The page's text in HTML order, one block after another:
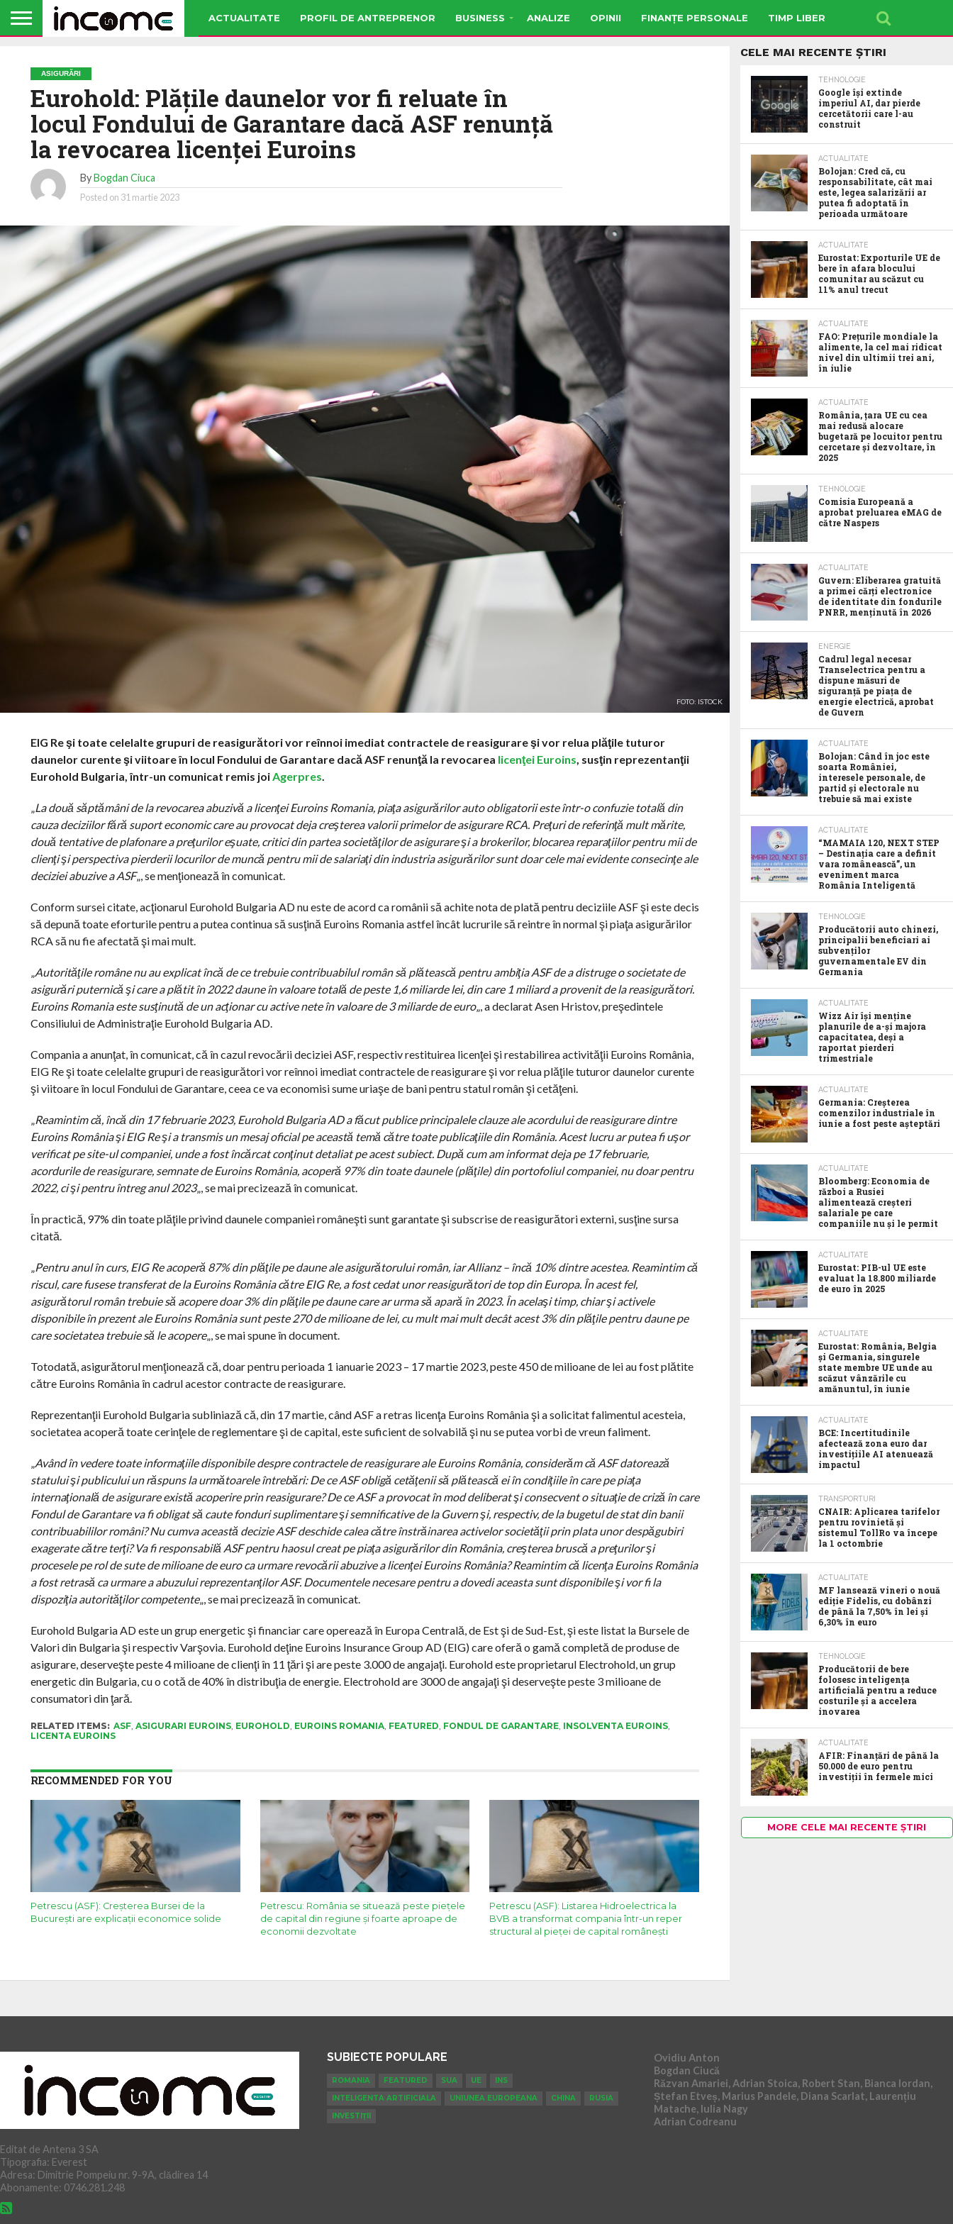
ACTUALITATE PROFIL DE ANTREPRENOR BUSINESS ANALIZE OPINII FINANȚE PERSONALE TIMP LIBER
ASIGURĂRI
Eurohold: Plăţile daunelor vor fi reluate în
locul Fondului de Garantare dacă ASF renunţă
la revocarea licenţei Euroins
ByBogdan Ciuca
Posted on 31 martie 2023
FOTO: ISTOCK
EIG Re şi toate celelalte grupuri de reasigurători vor reînnoi imediat contractele de reasigurare şi vor relua plăţile tuturor
daunelor curente şi viitoare în locul Fondului de Garantare dacă ASF renunţă la revocarea licenţei Euroins, susţin reprezentanţii
Eurohold Bulgaria, într-un comunicat remis joiAgerpres.
„La două săptămâni de la revocarea abuzivă a licenţei Euroins Romania, piaţa asigurărilor auto obligatorii este într-o confuzie totală din
cauza deciziilor fără suport economic care au provocat deja creşterea valorii primelor de asigurare RCA. Preţuri de referinţă mult mărite,
două tentative de plafonare a preţurilor eşuate, critici din partea societăţilor de asigurare şi a brokerilor, blocarea reparaţiilor pentru mii de
clienţi şi perspectiva pierderii locurilor de muncă pentru mii de salariaţi din industria asigurărilor sunt doar cele mai evidente consecinţe ale
deciziei abuzive a ASF„, se menţionează în comunicat.
Conform sursei citate, acţionarul Eurohold Bulgaria AD nu este de acord ca românii să achite nota de plată pentru deciziile ASF şi este decis
să depună toate eforturile pentru a putea continua să susţină Euroins Romania astfel încât lucrurile să reintre în normal şi piaţa asigurărilor
RCA să nu fie afectată şi mai mult.
„Autorităţile române nu au explicat încă de ce trebuie contribuabilul român să plătească pentru ambiţia ASF de a distruge o societate de
asigurări puternică şi care a plătit în 2022 daune în valoare totală de peste 1,6 miliarde lei, din care 1 miliard a provenit de la reasigurători.
Euroins Romania este susţinută de un acţionar cu active nete în valoare de 3 miliarde de euro„, a declarat Asen Hristov, preşedintele
Consiliului de Administraţie Eurohold Bulgaria AD.
Compania a anunţat, în comunicat, că în cazul revocării deciziei ASF, respectiv restituirea licenţei şi restabilirea activităţii Euroins România,
EIG Re şi toate celelalte grupuri de reasigurători vor reînnoi imediat contractele de reasigurare şi vor relua plăţile tuturor daunelor curente
şi viitoare în locul Fondului de Garantare, ceea ce va economisi sume uriaşe de bani pentru statul român şi cetăţeni.
„Reamintim că, încă din 17 februarie 2023, Eurohold Bulgaria AD a făcut publice principalele clauze ale acordului de reasigurare dintre
Euroins România şi EIG Re şi a transmis un mesaj oficial pe această temă către toate publicaţiile din România. Acest lucru ar putea fi uşor
verificat pe site-ul companiei, unde a fost încărcat conţinut detaliat pe acest subiect. După cum am informat deja pe 17 februarie,
acordurile de reasigurare, semnate de Euroins România, acoperă 97% din toate daunele (plăţile) din portofoliul companiei, nu doar pentru
2022, ci şi pentru întreg anul 2023„, se mai precizează în comunicat.
În practică, 97% din toate plăţile privind daunele companiei româneşti sunt garantate şi subscrise de reasigurători externi, susţine sursa
citată.
„Pentru anul în curs, EIG Re acoperă 87% din plăţile pe daune ale asigurătorului român, iar Allianz – încă 10% dintre acestea. Reamintim că
riscul, care fusese transferat de la Euroins România către EIG Re, a fost cedat unor reasigurători de top din Europa. În acest fel,
asigurătorul român trebuie să acopere doar 3% din plăţile pe daune care ar urma să apară în 2023. În acelaşi timp, chiar şi activele
disponibile în prezent ale Euroins România sunt peste 270 de milioane de lei, cu mult mai mult decât acest 3% din plăţile pentru daune pe
care societatea trebuie să le acopere„, se mai spune în document.
Totodată, asigurătorul menţionează că, doar pentru perioada 1 ianuarie 2023 – 17 martie 2023, peste 450 de milioane de lei au fost plătite
către Euroins România în cadrul acestor contracte de reasigurare.
Reprezentanţii Eurohold Bulgaria subliniază că, din 17 martie, când ASF a retras licenţa Euroins România şi a solicitat falimentul acesteia,
societatea acoperă toate cerinţele de reglementare şi de capital, este suficient de solvabilă şi nu se putea vorbi de vreun faliment.
„Având în vedere toate informaţiile disponibile despre contractele de reasigurare ale Euroins România, considerăm că ASF datorează
statului şi publicului un răspuns la următoarele întrebări: De ce ASF obligă cetăţenii să plătească ei în condiţiile în care pe piaţa
internaţională de asigurare există acoperire prin reasigurare? De ce ASF a provocat în mod deliberat şi consecvent o situaţie de criză în care
Fondul de Garantare va fi obligat să caute fonduri suplimentare şi semnificative de la Guvern şi, respectiv, de la bugetul de stat din banii
contribuabililor români? Nu cumva această decizie ASF deschide calea către înstrăinarea activelor societăţii prin plata unor despăgubiri
exagerate către terţi? Va fi responsabilă ASF pentru haosul creat pe piaţa asigurărilor din România, creşterea bruscă a preţurilor şi
procesele pe rol de sute de milioane de euro ca urmare revocării abuzive a licenţei Euroins România? Reamintim că licenţa Euroins România
a fost retrasă ca urmare a abuzului reprezentanţilor ASF. Documentele necesare pentru a dovedi aceasta sunt disponibile şi vor fi la
dispoziţia autorităţilor competente„, se mai precizează în comunicat.
Eurohold Bulgaria AD este un grup energetic şi financiar care operează în Europa Centrală, de Est şi de Sud-Est, şi este listat la Bursele de
Valori din Bulgaria şi respectiv Varşovia. Eurohold deţine Euroins Insurance Group AD (EIG) care oferă o gamă completă de produse de
asigurare, deserveşte peste 4 milioane de clienţi în 11 ţări şi are peste 3.000 de angajaţi. Eurohold este proprietarul Electrohold, un grup
energetic din Bulgaria, cu o cotă de 40% în distribuţia de energie. Electrohold are 3000 de angajaţi şi deserveşte peste 3 milioane de
consumatori din ţară.
RELATED ITEMS: ASF, ASIGURARI EUROINS, EUROHOLD, EUROINS ROMANIA, FEATURED, FONDUL DE GARANTARE, INSOLVENTA EUROINS,
LICENTA EUROINS
RECOMMENDED FOR YOU
Petrescu (ASF): Creșterea Bursei de la
București are explicații economice solide
Petrescu: România se situează peste piețele
de capital din regiune și foarte aproape de
economii dezvoltate
Petrescu (ASF): Listarea Hidroelectrica la
BVB a transformat compania într-un reper
structural al pieței de capital românești
CELE MAI RECENTE ȘTIRI
TEHNOLOGIE
Google îşi extinde
imperiul AI, dar pierde
cercetătorii care l-au
construit
ACTUALITATE
Bolojan: Cred că, cu
responsabilitate, cât mai
este, legea salarizării ar
putea fi adoptată în
perioada următoare
ACTUALITATE
Eurostat: Exporturile UE de
bere în afara blocului
comunitar au scăzut cu
11% anul trecut
ACTUALITATE
FAO: Prețurile mondiale la
alimente, la cel mai ridicat
nivel din ultimii trei ani,
în iulie
ACTUALITATE
România, țara UE cu cea
mai redusă alocare
bugetară pe locuitor pentru
cercetare și dezvoltare, în
2025
TEHNOLOGIE
Comisia Europeană a
aprobat preluarea eMAG de
către Naspers
ACTUALITATE
Guvern: Eliberarea gratuită
a primei cărți electronice
de identitate din fondurile
PNRR, menținută în 2026
ENERGIE
Cadrul legal necesar
Transelectrica pentru a
dispune măsuri de
siguranță pe piața de
energie electrică, aprobat
de Guvern
ACTUALITATE
Bolojan: Când în joc este
soarta României,
interesele personale, de
partid și electorale nu
trebuie să mai existe
ACTUALITATE
“MAMAIA 120, NEXT STEP
– Destinația care a definit
vara românească”, un
eveniment marca
România Inteligentă
TEHNOLOGIE
Producătorii auto chinezi,
principalii beneficiari ai
subvenților
guvernamentale EV din
Germania
ACTUALITATE
Wizz Air își menține
planurile de a-și majora
capacitatea, deși a
raportat pierderi
trimestriale
ACTUALITATE
Germania: Creșterea
comenzilor industriale în
iunie a fost peste așteptări
ACTUALITATE
Bloomberg: Economia de
război a Rusiei
alimentează creșteri
salariale pe care
companiile nu și le permit
ACTUALITATE
Eurostat: PIB-ul UE este
evaluat la 18.800 miliarde
de euro în 2025
ACTUALITATE
Eurostat: România, Belgia
și Germania, singurele
state membre UE unde au
scăzut vânzările cu
amănuntul, în iunie
ACTUALITATE
BCE: Incertitudinile
afectează zona euro dar
investițiile AI atenuează
impactul
TRANSPORTURI
CNAIR: Aplicarea tarifelor
pentru rovinietă și
sistemul TollRo va începe
la 1 octombrie
ACTUALITATE
MF lansează vineri o nouă
ediție Fidelis, cu dobânzi
de până la 7,50% în lei și
6,30% în euro
TEHNOLOGIE
Producătorii de bere
folosesc inteligența
artificială pentru a reduce
costurile și a accelera
inovarea
ACTUALITATE
AFIR: Finanțări de până la
50.000 de euro pentru
investiții în fermele mici
MORE CELE MAI RECENTE ȘTIRI
Editat de Antena 3 SA
Tipografia: Everest
Adresa: Dimitrie Pompeiu nr. 9-9A, clădirea 14
Abonamente: 0746.281.248
SUBIECTE POPULARE
ROMANIA FEATURED SUA UE
INS
INTELIGENTA ARTIFICIALA
UNIUNEA EUROPEANA CHINA
RUSIA
INVESTIȚII
Ovidiu Anton
Bogdan Ciucă
Răzvan Amariei, Adrian Stoica, Robert Stan, Bianca Iordan,
Ștefan Etveș, Marius Pandele, Diana Scarlat, Laurențiu
Matache, Iulia Nagy
Adrian Codreanu